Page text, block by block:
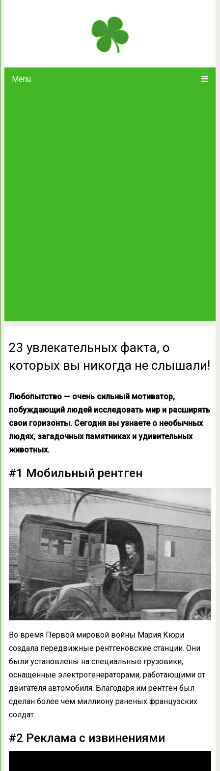
Menu
23 увлекательных факта, о
23 увлекательных факта, о
которых вы никогда не слышали!
Любопытство — очень сильный мотиватор,
побуждающий людей исследовать мир и расширять
свои горизонты. Сегодня вы узнаете о необычных
людях, загадочных памятниках и удивительных
животных.
#1 Мобильный рентген
Во время Первой мировой войны Мария Кюри
создала передвижные рентгеновские станции. Они
были установлены на специальные грузовики,
оснащенные электрогенераторами, работающими от
двигателя автомобиля. Благодаря им рентген был
сделан более чем миллиону раненых французских
солдат.
#2 Реклама с извинениями